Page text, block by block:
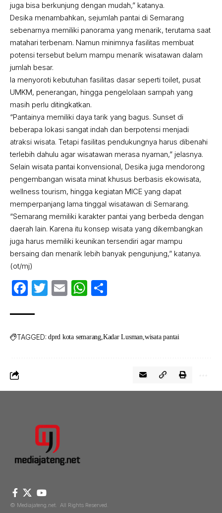
juga bisa berkunjung dengan mudah,” katanya.
Desika menambahkan, sejumlah pantai di Semarang
sebenarnya memiliki panorama yang menarik, terutama saat
matahari terbenam. Namun minimnya fasilitas membuat
potensi tersebut belum mampu menarik wisatawan dalam
jumlah besar.
Ia menyoroti kebutuhan fasilitas dasar seperti toilet, pusat
UMKM, penerangan, hingga pengelolaan sampah yang
masih perlu ditingkatkan.
“Pantainya memiliki daya tarik yang bagus. Sunset di
beberapa lokasi sangat indah dan berpotensi menjadi
atraksi wisata. Tetapi fasilitas pendukungnya harus dibenahi
terlebih dahulu agar wisatawan merasa nyaman,” jelasnya.
Selain wisata pantai konvensional, Desika juga mendorong
pengembangan wisata minat khusus berbasis ekowisata,
wellness tourism, hingga kegiatan MICE yang dapat
memperpanjang lama tinggal wisatawan di Semarang.
“Semarang memiliki karakter pantai yang berbeda dengan
daerah lain. Karena itu konsep wisata yang dikembangkan
juga harus memiliki keunikan tersendiri agar mampu
bersaing dan menarik lebih banyak pengunjung,” katanya.
(ot/mj)
Facebook
Twitter
EmailWhatsApp
TAGGED: dprd kota semarang Kadar Lusman wisata pantai
© Mediajateng.net. All Rights Reserved.